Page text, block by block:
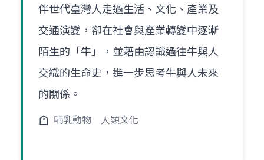
伴世代臺灣人走過生活、文化、產業及
交通演變，卻在社會與產業轉變中逐漸
陌生的「牛」，並藉由認識過往牛與人
交織的生命史，進一步思考牛與人未來
的關係。
哺乳動物 人類文化